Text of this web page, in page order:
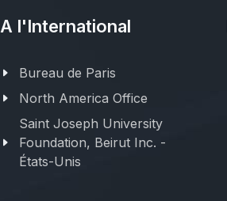
A l'International
Bureau de Paris
North America Office
Saint Joseph University
Foundation, Beirut Inc. -
États-Unis